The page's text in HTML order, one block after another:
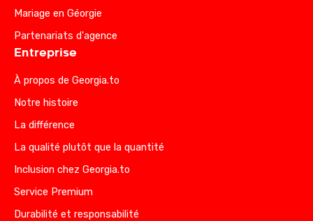
Mariage en Géorgie
Partenariats d'agence
Entreprise
À propos de Georgia.to
Notre histoire
La différence
La qualité plutôt que la quantité
Inclusion chez Georgia.to
Service Premium
Durabilité et responsabilité